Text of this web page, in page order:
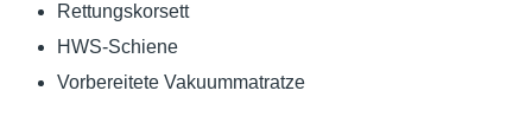
Rettungskorsett
HWS-Schiene
Vorbereitete Vakuummatratze